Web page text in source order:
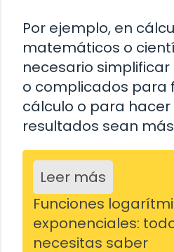
Por ejemplo, en
matemáticos o
necesario
o complicados para
cálculo o para hacer
resultados sean
Leer más
Funciones
exponenciales:
necesitas saber